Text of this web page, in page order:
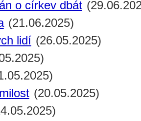
o církev dbát
(21.06.2025)
lidí (26.05.2025)
(20.05.2025)